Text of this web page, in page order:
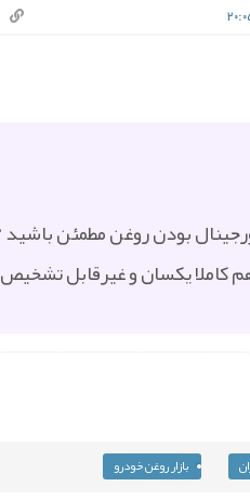
کاملا یکسان و غیرقابل تشخیص
بازار روغن خودرو